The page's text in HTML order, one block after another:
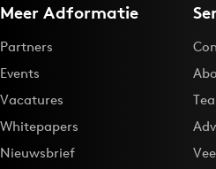
Meer Adformatie
Partners
Events
Vacatures
Whitepapers
Nieuwsbrief